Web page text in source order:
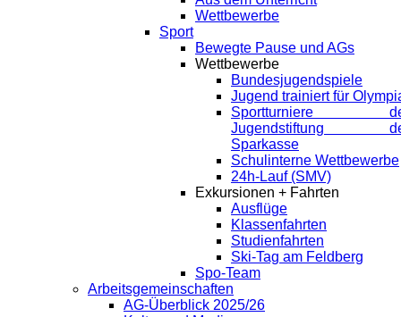
Wettbewerbe
Sport
Bewegte Pause und AGs
Wettbewerbe
Bundesjugendspiele
Jugend trainiert für
Sportturniere
Jugendstiftung
Sparkasse
Schulinterne Wettbewerbe
24h-Lauf (SMV)
Exkursionen + Fahrten
Ausflüge
Klassenfahrten
Studienfahrten
Ski-Tag am Feldberg
Spo-Team
Arbeitsgemeinschaften
AG-Überblick 2025/26